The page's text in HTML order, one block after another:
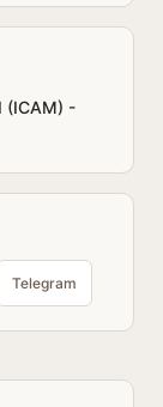
(ICAM) -
Telegram